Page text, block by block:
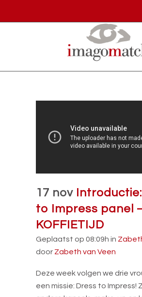
17 nov
to Impress panel
KOFFIETIJD
Geplaatst op 08:09h in
door Zabeth van Veen
Deze week volgen we drie
een missie: Dress to Impress!